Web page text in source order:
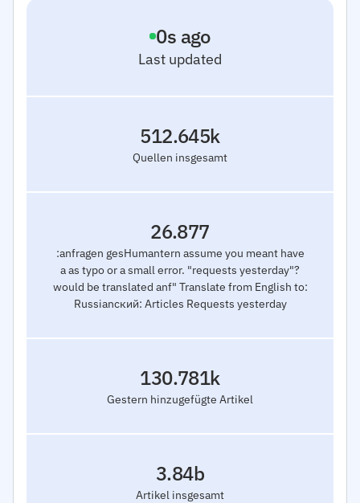
Last updated
0s ago
Quellen insgesamt
512.645k
:anfragen gesHumantern assume you meant have
a as typo or a small error. "requests yesterday"?
would be translated anf" Translate from English to:
Russianский: Articles Requests yesterday
26.877
Gestern hinzugefügte Artikel
130.781k
Artikel insgesamt
3.84b